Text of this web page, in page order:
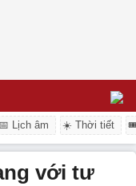
📅 Lịch âm ☀️ Thời tiết
với tư